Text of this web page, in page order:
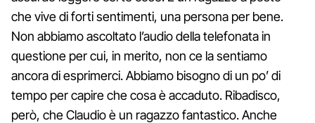
che vive di forti sentimenti, una persona per bene.
Non abbiamo ascoltato l’audio della telefonata in
questione per cui, in merito, non ce la sentiamo
ancora di esprimerci. Abbiamo bisogno di un po’ di
tempo per capire che cosa è accaduto. Ribadisco,
però, che Claudio è un ragazzo fantastico. Anche